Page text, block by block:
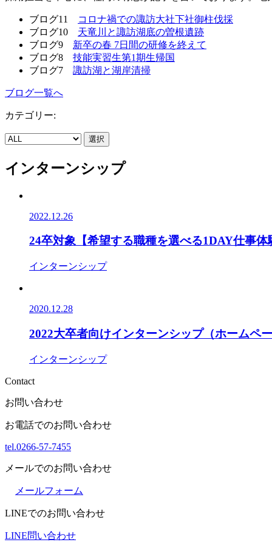
ブログ11
コロナ禍での諏訪大社下社御柱伐採
ブログ10 天竜川と諏訪湖底の曽根遺跡
ブログ9 新卒の春 7日間の研修を終えて
ブログ8 技能実習生第1期生帰国
ブログ7 諏訪湖と湖岸清掃
ブログ一覧へ
カテゴリー:
選択
インターンシップ
2022.12.26
24卒対象【希望する職種を選べる1DAY仕事体
インターンシップ
2020.12.28
2022大卒者向けインターンシップ（ホームペ
インターンシップ
Contact
お問い合わせ
お電話でのお問い合わせ
tel.0266-57-7455
メールでのお問い合わせ
メールフォーム
LINEでのお問い合わせ
LINE問い合わせ